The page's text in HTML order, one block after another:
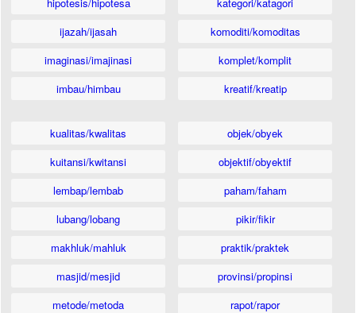
ijazah/ijasah
imaginasi/imajinasi
imbau/himbau
komoditi/komoditas
komplet/komplit
kreatif/kreatip
kualitas/kwalitas
kuitansi/kwitansi
lembap/lembab
lubang/lobang
makhluk/mahluk
masjid/mesjid
metode/metoda
objek/obyek
objektif/obyektif
paham/faham
pikir/fikir
praktik/praktek
provinsi/propinsi
rapot/rapor